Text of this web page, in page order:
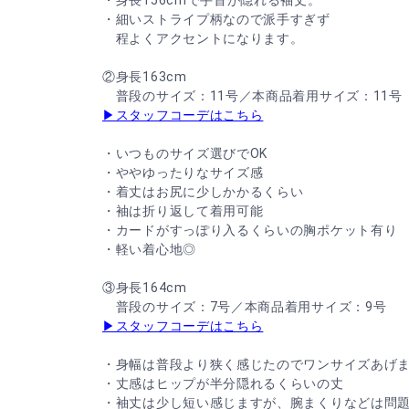
・細いストライプ柄なので派手すぎず
程よくアクセントになります。
②身長163cm
普段のサイズ：11号／本商品着用サイズ：11号
▶スタッフコーデはこちら
・いつものサイズ選びでOK
・ややゆったりなサイズ感
・着丈はお尻に少しかかるくらい
・袖は折り返して着用可能
・カードがすっぽり入るくらいの胸ポケット有り
・軽い着心地◎
③身長164cm
普段のサイズ：7号／本商品着用サイズ：9号
▶スタッフコーデはこちら
・身幅は普段より狭く感じたのでワンサイズあげ
・丈感はヒップが半分隠れるくらいの丈
・袖丈は少し短い感じますが、腕まくりなどは問